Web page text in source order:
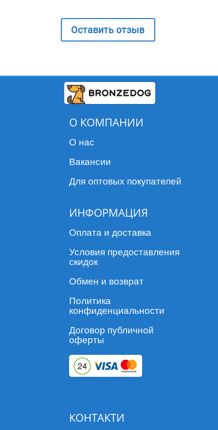
Оставить отзыв
О КОМПАНИИ
О нас
Вакансии
Для оптовых покупателей
ИНФОРМАЦИЯ
Оплата и доставка
Условия предоставления
скидок
Обмен и возврат
Политика
конфиденциальности
Договор публичной
оферты
КОНТАКТИ